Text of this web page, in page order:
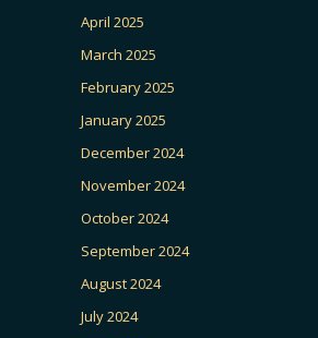
April 2025
March 2025
February 2025
January 2025
December 2024
November 2024
October 2024
September 2024
August 2024
July 2024